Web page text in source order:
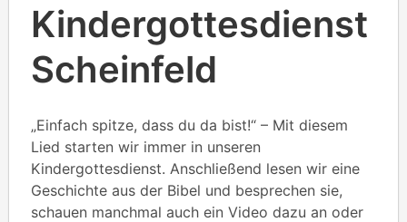
Kindergottesdienst
Scheinfeld
„Einfach spitze, dass du da bist!“ – Mit diesem
Lied starten wir immer in unseren
Kindergottesdienst. Anschließend lesen wir eine
Geschichte aus der Bibel und besprechen sie,
schauen manchmal auch ein Video dazu an oder